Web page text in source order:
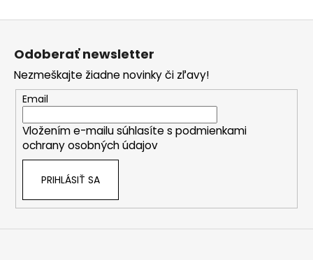
Z
Odoberať newsletter
Nezmeškajte žiadne novinky či zľavy!
Email
Vložením e-mailu súhlasíte s podmienkami
ochrany osobných údajov
PRIHLÁSIŤ SA